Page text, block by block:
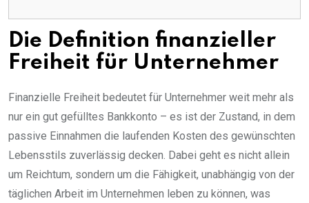
Die Definition finanzieller
Freiheit für Unternehmer
Finanzielle Freiheit bedeutet für Unternehmer weit mehr als
nur ein gut gefülltes Bankkonto – es ist der Zustand, in dem
passive Einnahmen die laufenden Kosten des gewünschten
Lebensstils zuverlässig decken. Dabei geht es nicht allein
um Reichtum, sondern um die Fähigkeit, unabhängig von der
täglichen Arbeit im Unternehmen leben zu können, was